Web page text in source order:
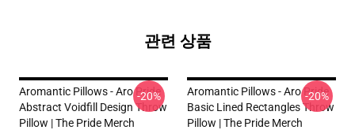
관련 상품
Aromantic Pillows - Aro Pride
Abstract Voidfill Design Throw
Pillow | The Pride Merch
-20%
Aromantic Pillows - Aro Pride
Basic Lined Rectangles Throw
Pillow | The Pride Merch
-20%